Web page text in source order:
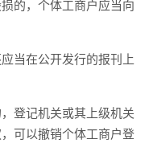
，个体工商户应当向
当在公开发行的报刊上
记机关或其上级机关
可以撤销个体工商户登